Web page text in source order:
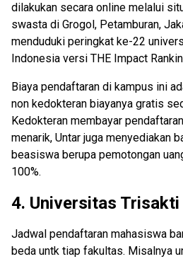
dilakukan secara online melalui
swasta di Grogol, Petamburan,
menduduki peringkat ke-22
Indonesia versi THE Impact
Biaya pendaftaran di kampus ini
non kedokteran biayanya gratis
Kedokteran membayar
menarik, Untar juga menyediakan
beasiswa berupa pemotongan
100%.
4. Universitas Trisakti
Jadwal pendaftaran mahasiswa
beda untk tiap fakultas. Misalnya